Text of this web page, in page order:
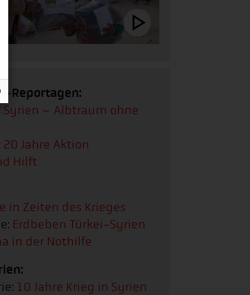
Reportagen:
Syrien – Albtraum ohne
20 Jahre Aktion
Hilft
in Zeiten des Krieges
Erdbeben Türkei-Syrien
in der Nothilfe
10 Jahre Krieg in Syrien